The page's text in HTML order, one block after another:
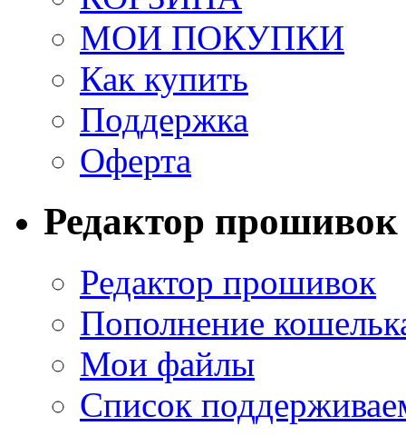
МОИ ПОКУПКИ
Как купить
Поддержка
Оферта
Редактор прошивок
Редактор прошивок
Пополнение
Мои файлы
Список